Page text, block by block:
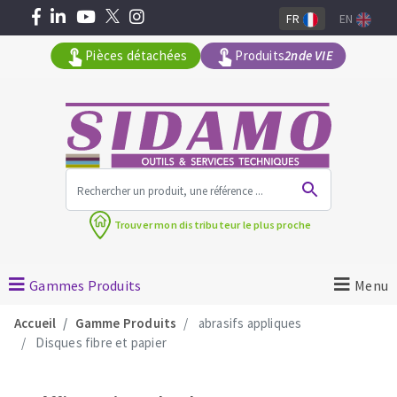
MACHINES POUR LE BATIMENT
Meuleuses angulaires
Surfaceuses à béton
Pièces détachées Produits2nde VIE
FR EN
Trouver mondistributeur le plus proche
Gammes Produits Menu
Accueil Gamme Produits
abrasifs appliques
Disques fibre et papier